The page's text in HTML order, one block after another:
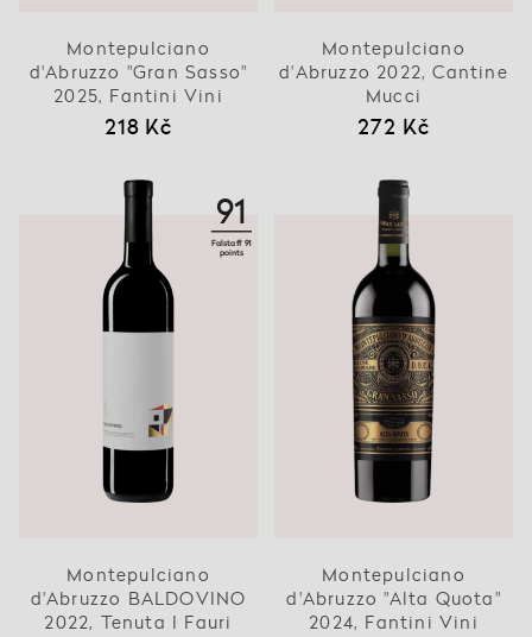
Montepulciano
d'Abruzzo "Gran Sasso"
2025, Fantini Vini
218 Kč
Montepulciano
d'Abruzzo 2022, Cantine
Mucci
272 Kč
91
Falstaff 91
points
Montepulciano
d'Abruzzo BALDOVINO
2022, Tenuta I Fauri
Montepulciano
d'Abruzzo "Alta Quota"
2024, Fantini Vini